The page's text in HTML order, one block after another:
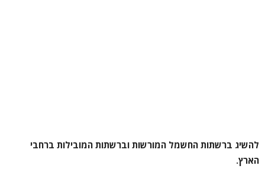
להשיג ברשתות החשמל המורשות וברשתות המובילות ברחבי
הארץ.